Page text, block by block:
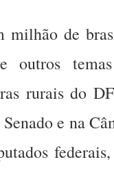
milhão de
outros
rurais do
e na